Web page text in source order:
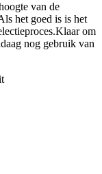
van de
het goed is is het
om
nog gebruik van